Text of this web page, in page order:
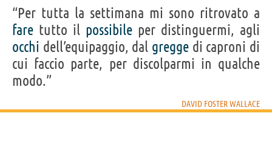
“Per tutta la settimana mi sono ritrovato a
fare tutto il possibile per distinguermi, agli
occhi dell’equipaggio, dal gregge di caproni di
cui faccio parte, per discolparmi in qualche
modo.”
DAVID FOSTER WALLACE